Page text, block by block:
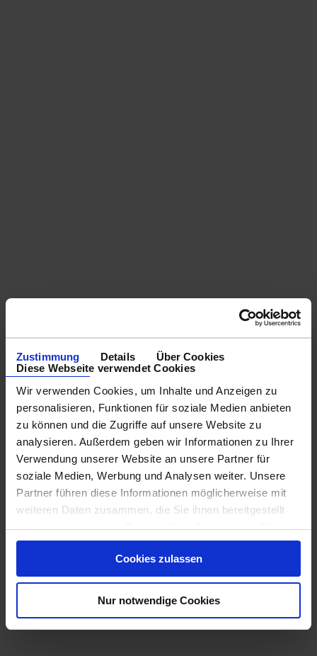
Zustimmung Details
Über Cookies
Diese Webseite verwendet Cookies
Wir verwenden Cookies, um Inhalte und Anzeigen zu
personalisieren, Funktionen für soziale Medien anbieten
zu können und die Zugriffe auf unsere Website zu
analysieren. Außerdem geben wir Informationen zu Ihrer
Verwendung unserer Website an unsere Partner für
soziale Medien, Werbung und Analysen weiter. Unsere
Partner führen diese Informationen möglicherweise mit
weiteren Daten zusammen, die Sie ihnen bereitgestellt
haben oder die sie im Rahmen Ihrer Nutzung der Dienste
gesammelt haben.
Cookies zulassen
Nur notwendige Cookies